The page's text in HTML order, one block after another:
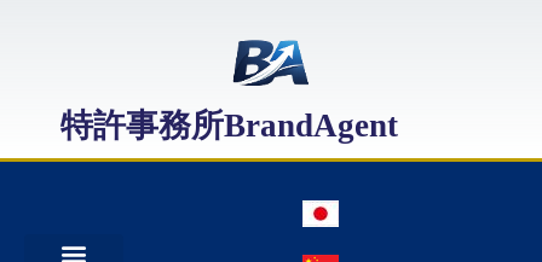
特許事務所BrandAgent